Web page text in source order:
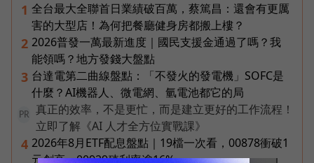
1 全台最大全聯首日業績破百萬，蔡篤昌：還會有更厲
害的大型店！為何把餐廳健身房都搬上樓？
2 2026普發一萬最新進度｜國民支援金通過了嗎？我
能領嗎？地方發錢大盤點
3 台達電第二曲線盤點：「不發火的發電機」SOFC是
什麼？AI機器人、微電網、氫電池都它的局
PR
真正的效率，不是更忙，而是建立更好的工作流程！
立即了解《AI 人才全方位實戰課》
4 2026年8月ETF配息盤點｜19檔一次看，00878衝破1
元創高、00929殖利率逾16%